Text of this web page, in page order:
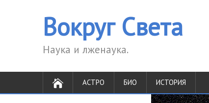
Вокруг Света
Наука и лженаука.
АСТРО БИО ИСТОРИЯ